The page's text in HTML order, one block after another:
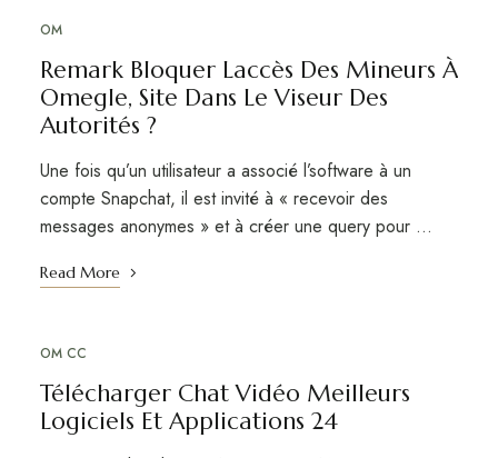
OM
Remark Bloquer Laccès Des Mineurs À
Omegle, Site Dans Le Viseur Des
Autorités ?
Une fois qu’un utilisateur a associé l’software à un
compte Snapchat, il est invité à « recevoir des
messages anonymes » et à créer une query pour …
Read More
OM CC
Télécharger Chat Vidéo Meilleurs
Logiciels Et Applications 24